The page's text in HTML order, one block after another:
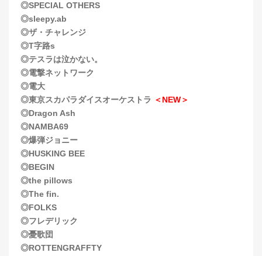
◎SPECIAL OTHERS
◎sleepy.ab
◎ザ・チャレンジ
◎T字路s
◎テスラは泣かない。
◎電撃ネットワーク
◎電大
◎東京スカパラダイスオーケストラ ＜NEW＞
◎Dragon Ash
◎NAMBA69
◎爆弾ジョニー
◎HUSKING BEE
◎BEGIN
◎the pillows
◎The fin.
◎FOLKS
◎フレデリック
◎憂歌団
◎ROTTENGRAFFTY